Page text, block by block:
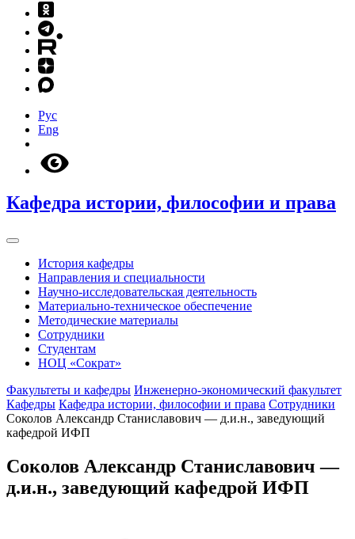
Рус
Eng
Кафедра истории, философии и права
История кафедры
Направления и специальности
Научно-исследовательская деятельность
Материально-техническое обеспечение
Методические материалы
Сотрудники
Студентам
НОЦ «Сократ»
Факультеты и кафедры Инженерно-экономический факультет
Кафедры Кафедра истории, философии и права Сотрудники
Соколов Александр Станиславович — д.и.н., заведующий
кафедрой ИФП
Соколов Александр Станиславович —
д.и.н., заведующий кафедрой ИФП